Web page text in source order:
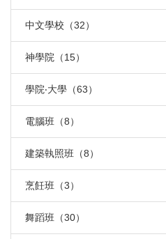
中文學校（32）
神學院（15）
學院‧大學（63）
電腦班（8）
建築執照班（8）
烹飪班（3）
舞蹈班（30）